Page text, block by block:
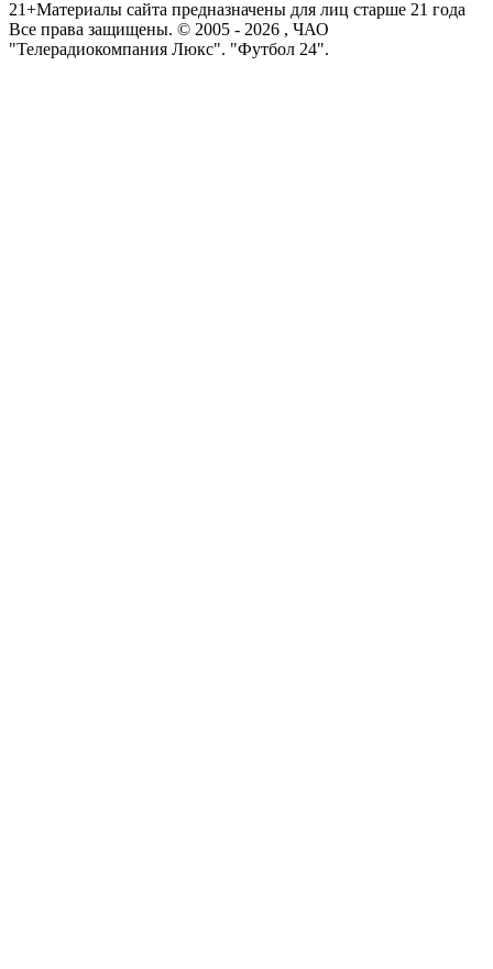
21+Материалы сайта предназначены для лиц старше 21 года
Все права защищены. © 2005 - 2026 , ЧАО
"Телерадиокомпания Люкс". "Футбол 24".